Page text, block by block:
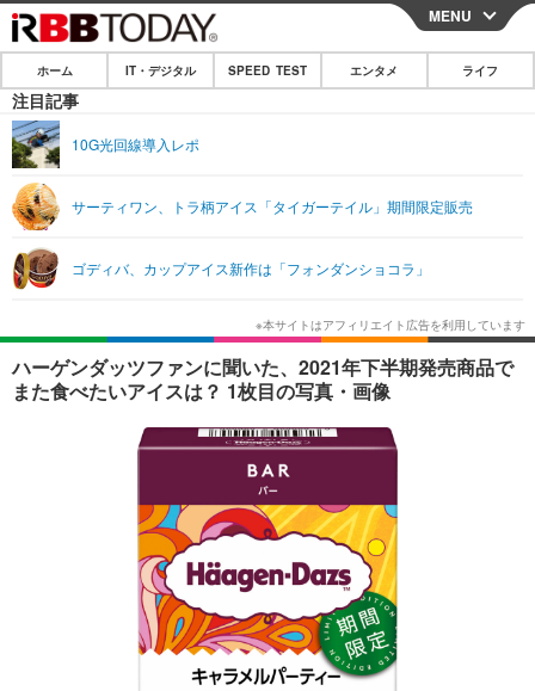
CLOSE
ホーム
IT・デジタル
ショッピング その他
SPEED TEST
エンタメ
エンタメTOP 映画・ドラマ
韓国・芸能
音楽 スポーツ
ライフ
ライフTOP グルメ
ペット ショッピング
その他
リリース一覧
プッシュ通知の停止方法
MENU
ホーム IT・デジタル SPEED TEST エンタメ ライフ
注目記事
10G光回線導入レポ
サーティワン、トラ柄アイス「タイガーテイル」期間限定販売
ゴディバ、カップアイス新作は「フォンダンショコラ」
ハーゲンダッツファンに聞いた、2021年下半期発売商品で
また食べたいアイスは？ 1枚目の写真・画像